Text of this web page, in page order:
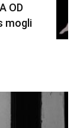
OD
mogli